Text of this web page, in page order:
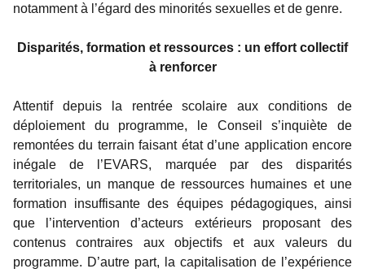
notamment à l’égard des minorités sexuelles et de genre.
Disparités, formation et ressources : un effort collectif
à renforcer
Attentif depuis la rentrée scolaire aux conditions de
déploiement du programme, le Conseil s’inquiète de
remontées du terrain faisant état d’une application encore
inégale de l’EVARS, marquée par des disparités
territoriales, un manque de ressources humaines et une
formation insuffisante des équipes pédagogiques, ainsi
que l’intervention d’acteurs extérieurs proposant des
contenus contraires aux objectifs et aux valeurs du
programme. D’autre part, la capitalisation de l’expérience